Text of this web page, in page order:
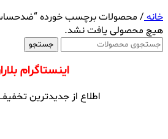
خانه/ محصولات برچسب خورده
هیچ محصولی یافت نشد.
جستجو
اینستاگرام
اطلاع از جدیدترین